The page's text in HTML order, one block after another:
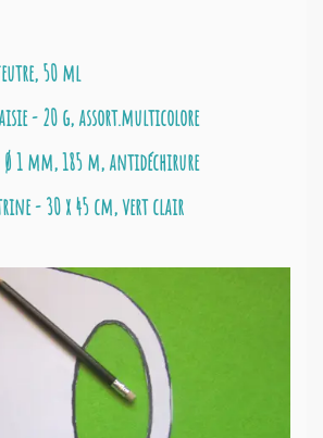
50 ml
- 20 g, assort.multicolore
1 mm, 185 m, antidéchirure
- 30 x 45 cm, vert clair